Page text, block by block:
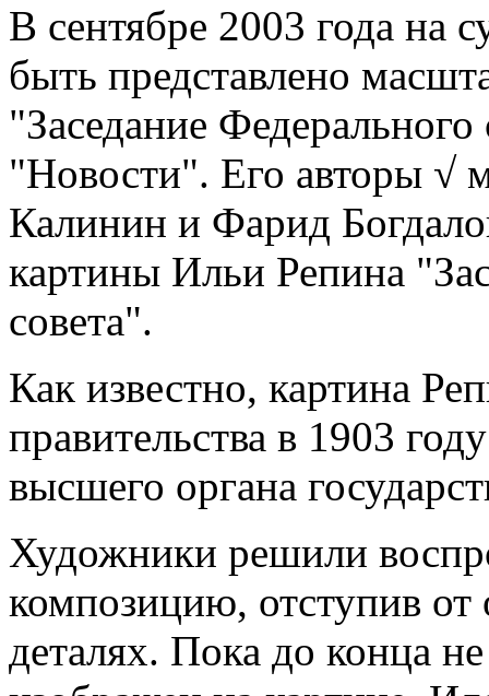
В сентябре 2003 года на
быть представлено
"Заседание
"Новости". Его авторы √
Калинин и Фарид
картины Ильи Репина
совета".
Как известно, картина
правительства в 1903
высшего органа
Художники решили
композицию, отступив
деталях. Пока до конца